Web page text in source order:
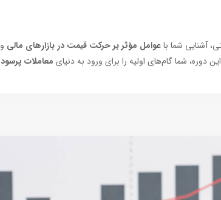
آشنایی شما باعوامل مؤثر بر حرکت قیمت در بازارهای مالی و
دوره، شما گام‌های اولیه را برای ورود به دنیای معاملات پرسود